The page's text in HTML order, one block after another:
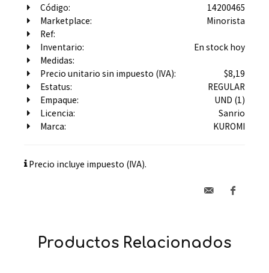
Código:
14200465
Marketplace:
Minorista
Ref:
Inventario:
En stock hoy
Medidas:
Precio unitario sin impuesto (IVA):
$8,19
Estatus:
REGULAR
Empaque:
UND (1)
Licencia:
Sanrio
Marca:
KUROMI
Precio incluye impuesto (IVA).
Productos Relacionados